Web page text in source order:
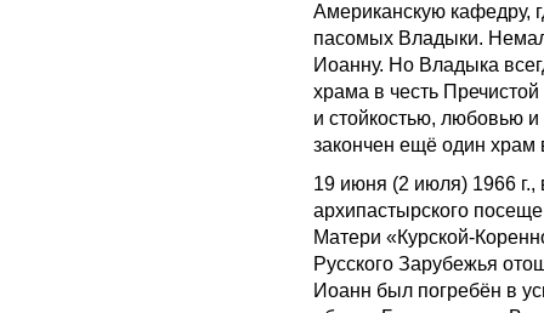
Американскую кафедру,
пасомых Владыки.
Иоанну. Но Владыка
храма в честь
и стойкостью, любовью и
закончен ещё один храм
19 июня (2 июля) 1966
архипастырского
Матери «Курской-
Русского Зарубежья
Иоанн был погребён в